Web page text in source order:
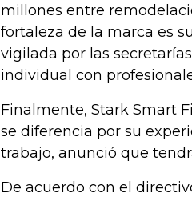
millones entre
fortaleza de la marca es
vigilada por las
individual con
Finalmente, Stark Smart
se diferencia por su
trabajo, anunció que
De acuerdo con el